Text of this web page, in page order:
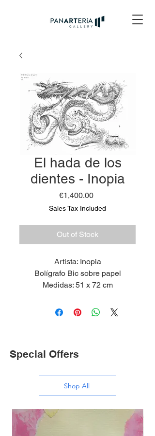
El hada de los
dientes - Inopia
€1,400.00Price
Sales Tax Included
Out of Stock
Artista: Inopia
Bolígrafo Bic sobre papel
Medidas: 51 x 72 cm
Special Offers
Shop All